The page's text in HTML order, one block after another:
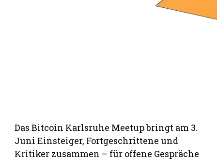
Das Bitcoin Karlsruhe Meetup bringt am 3.
Juni Einsteiger, Fortgeschrittene und
Kritiker zusammen – für offene Gespräche